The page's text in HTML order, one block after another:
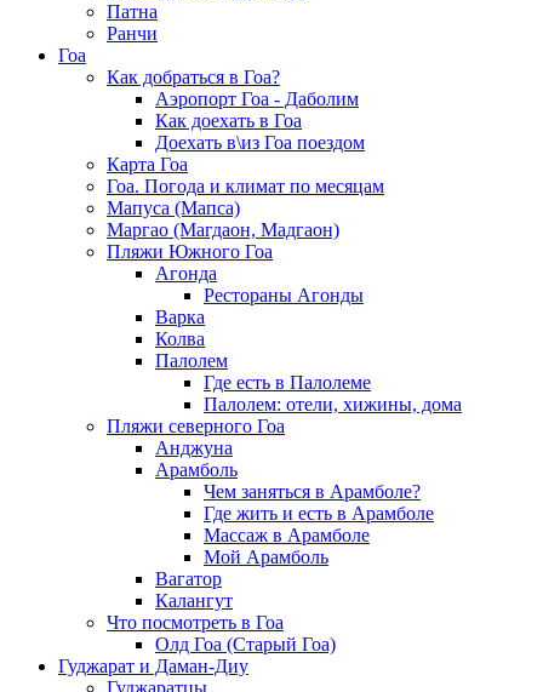
Патна
Ранчи
Гоа
Как добраться в Гоа?
Аэропорт Гоа - Даболим
Как доехать в Гоа
Доехать в\из Гоа поездом
Карта Гоа
Гоа. Погода и климат по месяцам
Мапуса (Мапса)
Маргао (Магдаон, Мадгаон)
Пляжи Южного Гоа
Агонда
Рестораны Агонды
Варка
Колва
Палолем
Где есть в Палолеме
Палолем: отели, хижины, дома
Пляжи северного Гоа
Анджуна
Арамболь
Чем заняться в Арамболе?
Где жить и есть в Арамболе
Массаж в Арамболе
Мой Арамболь
Вагатор
Калангут
Что посмотреть в Гоа
Олд Гоа (Старый Гоа)
Гуджарат и Даман-Диу